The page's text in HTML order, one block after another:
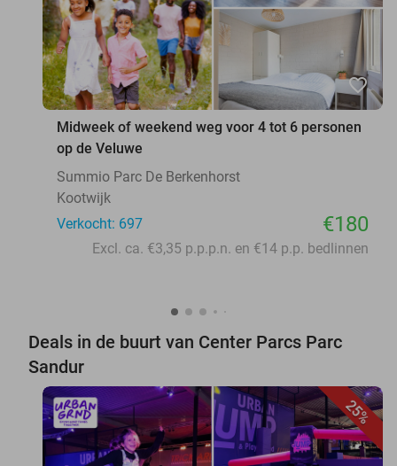
favorite_border
Midweek of weekend weg voor 4 tot 6 personen
op de Veluwe
Summio Parc De Berkenhorst
Kootwijk
Verkocht: 697
€180
Excl. ca. €3,35 p.p.p.n. en €14 p.p. bedlinnen
Deals in de buurt van Center Parcs Parc
Sandur
25%